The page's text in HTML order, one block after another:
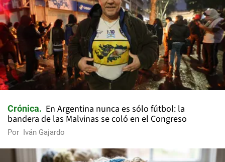
Crónica
En Argentina nunca es sólo fútbol: la
bandera de las Malvinas se coló en el Congreso
Por Iván Gajardo